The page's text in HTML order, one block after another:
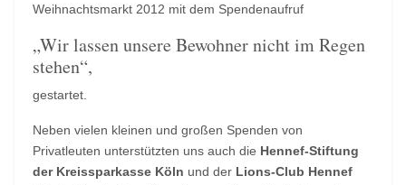
Weihnachtsmarkt 2012 mit dem Spendenaufruf
„Wir lassen unsere Bewohner nicht im Regen
stehen“,
gestartet.
Neben vielen kleinen und großen Spenden von
Privatleuten unterstützten uns auch die Hennef-Stiftung
der Kreissparkasse Köln und der Lions-Club Hennef